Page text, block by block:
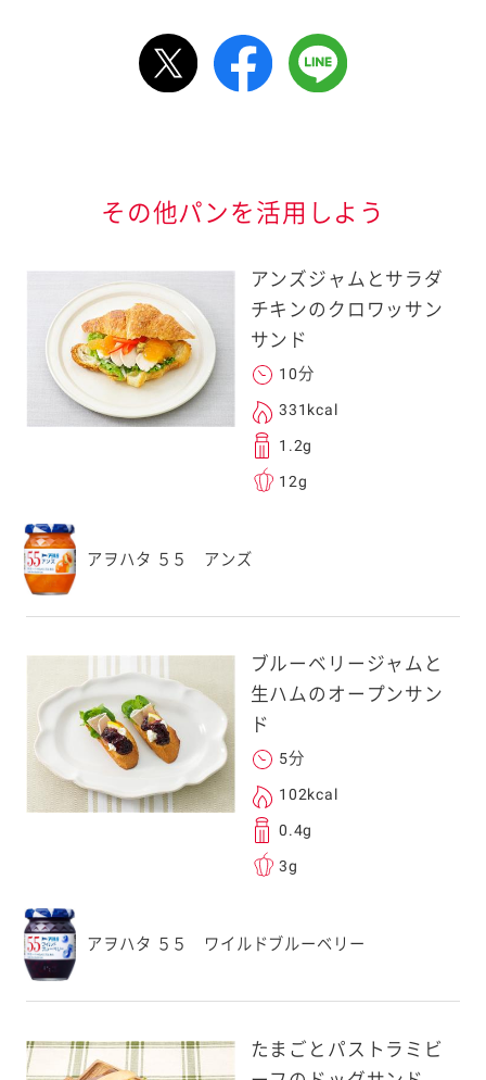
身以外の方に送
旦ご自身で受け
転送していただけ
。
元コードをス
ォンのカメラ
るとアクセス
。
のメールアドレス
」を受信を許可
ご利用ください。
レスは、本サービ
その他パンを活用しよう
アンズジャムとサラダ
チキンのクロワッサン
サンド
10分
331kcal
1.2g
12g
アヲハタ ５５ アンズ
ブルーベリージャムと
生ハムのオープンサン
ド
5分
102kcal
0.4g
3g
アヲハタ ５５ ワイルドブルーベリー
たまごとパストラミビ